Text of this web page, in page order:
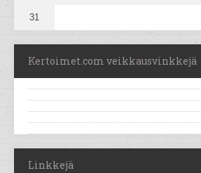
31
Kertoimet.com veikkausvinkkejä
Linkkejä